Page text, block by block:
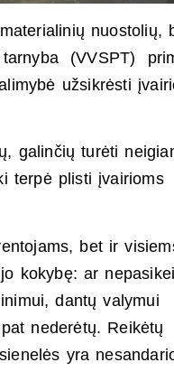
nuostolių,
(VVSPT)
užsikrėsti
galinčių turėti
terpė plisti įvairioms
bet ir
kokybę: ar
dantų valymui
nederėtų. Reikėtų
yra